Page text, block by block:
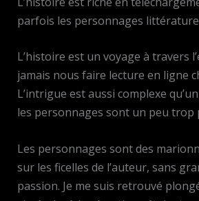
parfois les personnages
L’histoire est un voyage à travers
jamais nous faire lecture en ligne
L’intrigue est aussi complexe
les personnages sont un peu trop
Les personnages sont des
sur les ficelles de l’auteur, sans
passion. Je me suis retrouvé